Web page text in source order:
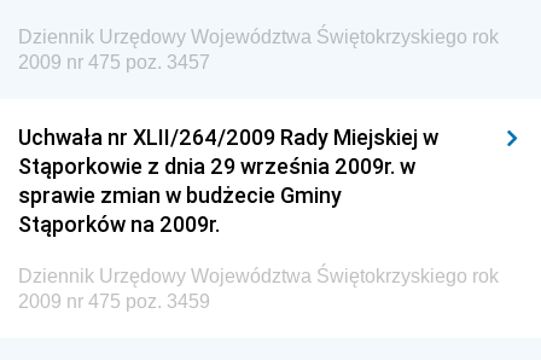
Dziennik Urzędowy Prezesa Urzędu Transportu
Kolejowego
Technologii
Dziennik Urzędowy Ministra Inwestycji i Rozwoju
Dziennik Urzędowy Naczelnego Dyrektora Archiwów
Państwowych
Dziennik Urzędowy Ministra Finansów, Inwestycji i
Rozwoju
Dziennik Urzędowy Województwa Świętokrzyskiego rok
2009 nr 475 poz. 3457
Uchwała nr XLII/264/2009 Rady Miejskiej w
Stąporkowie z dnia 29 września 2009r. w
sprawie zmian w budżecie Gminy
Stąporków na 2009r.
Dziennik Urzędowy Województwa Świętokrzyskiego rok
2009 nr 475 poz. 3459